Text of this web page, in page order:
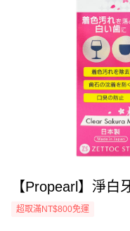
【Propearl】淨白
超取滿NT$800免運